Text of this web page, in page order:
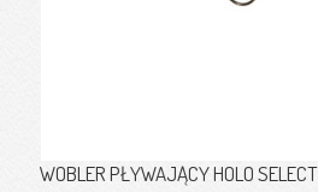
WOBLER PŁYWAJĄCY HOLO